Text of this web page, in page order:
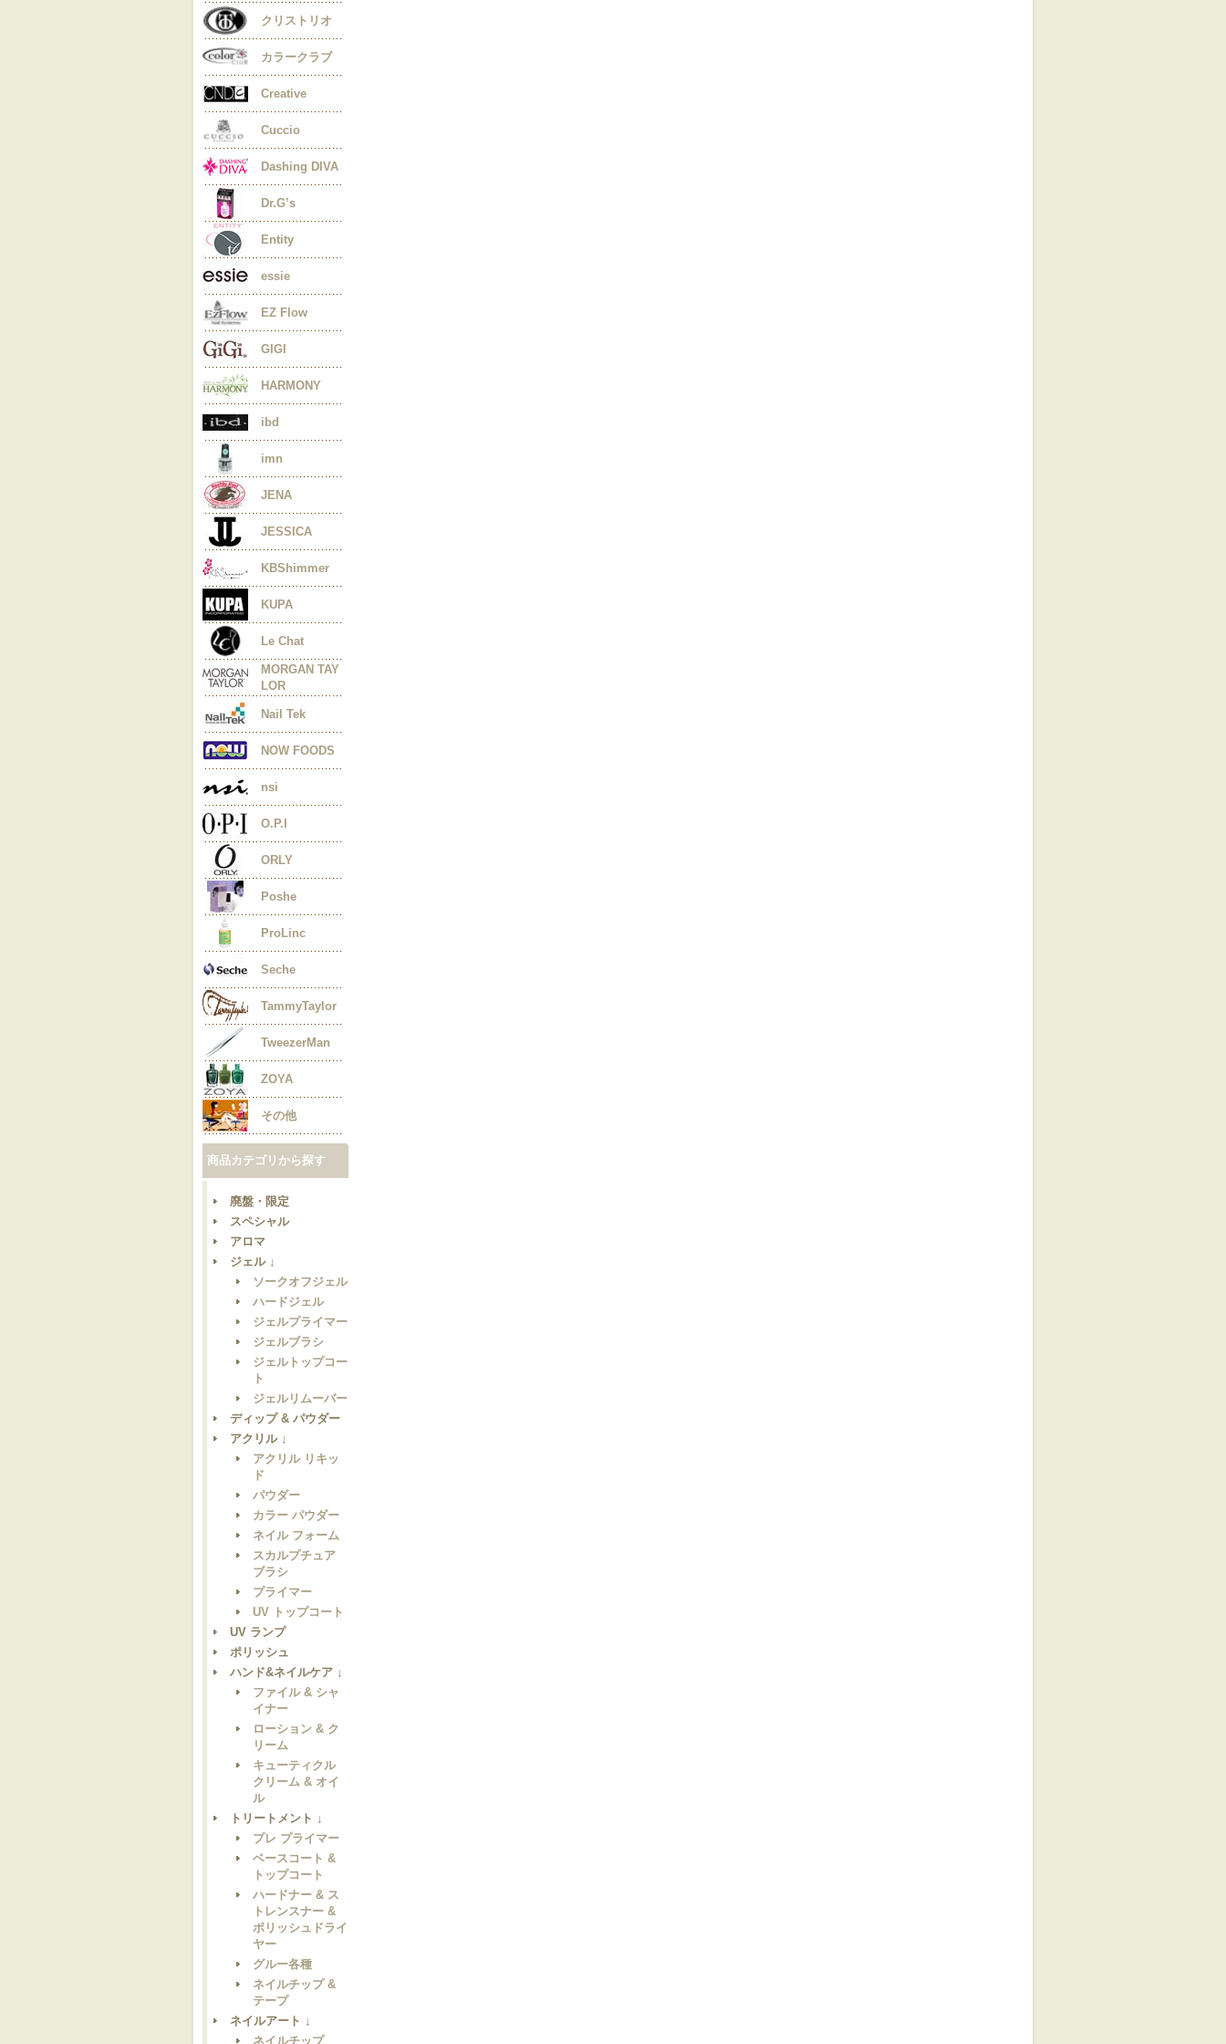
クリストリオ
カラークラブ
Creative
Cuccio
Dashing DIVA
Dr.G’s
Entity
essie
EZ Flow
GIGI
HARMONY
ibd
imn
JENA
JESSICA
KBShimmer
KUPA
Le Chat
MORGAN TAY
LOR
Nail Tek
NOW FOODS
nsi
O.P.I
ORLY
Poshe
ProLinc
Seche
TammyTaylor
TweezerMan
ZOYA
その他
商品カテゴリから探す
廃盤・限定
スペシャル
アロマ
ジェル ↓
ソークオフジェル
ハードジェル
ジェルプライマー
ジェルブラシ
ジェルトップコー
ト
ジェルリムーバー
ディップ & パウダー
アクリル ↓
アクリル リキッ
ド
パウダー
カラー パウダー
ネイル フォーム
スカルプチュア
ブラシ
プライマー
UV トップコート
UV ランプ
ポリッシュ
ハンド&ネイルケア ↓
ファイル & シャ
イナー
ローション & ク
リーム
キューティクル
クリーム & オイ
ル
トリートメント ↓
プレ プライマー
ベースコート &
トップコート
ハードナー & ス
トレンスナー &
ポリッシュドライ
ヤー
グルー各種
ネイルチップ &
テープ
ネイルアート ↓
ネイルチップ